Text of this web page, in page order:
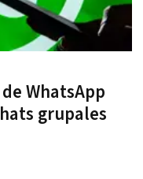
WhatsApp
grupales